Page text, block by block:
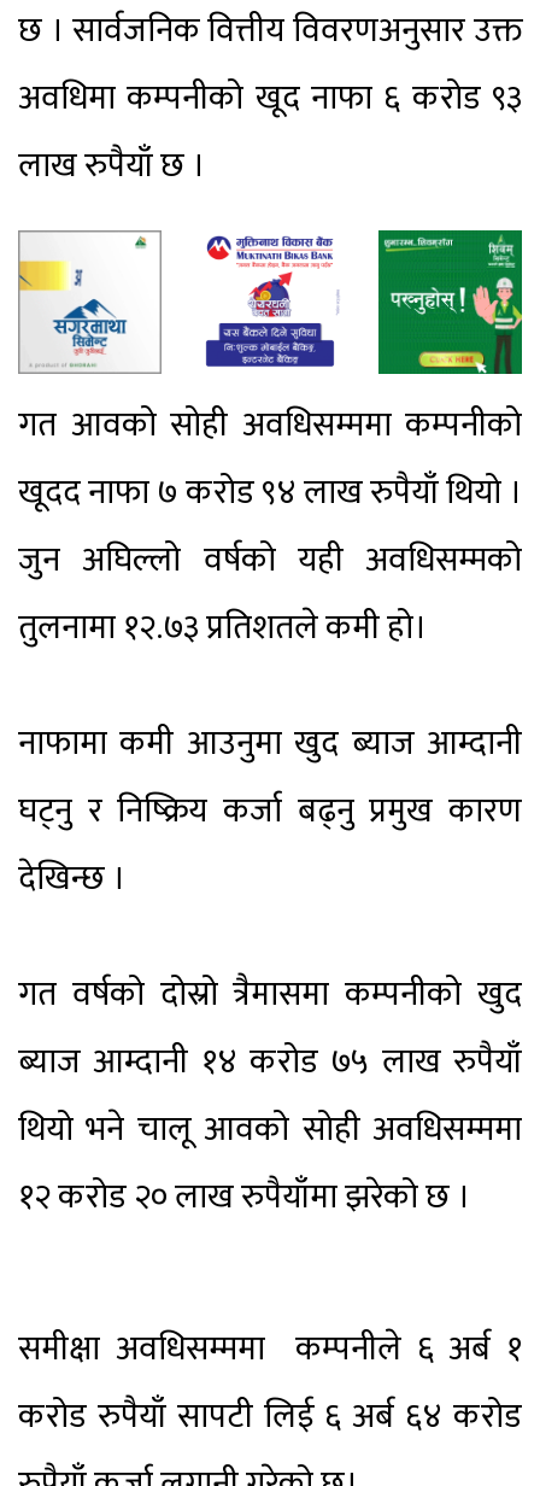
छ । सार्वजनिक वित्तीय विवरणअनुसार उक्त
अवधिमा कम्पनीको खूद नाफा ६ करोड ९३
लाख रुपैयाँ छ ।
गत आवको सोही अवधिसम्ममा कम्पनीको
खूदद नाफा ७ करोड ९४ लाख रुपैयाँ थियो ।
जुन अघिल्लो वर्षको यही अवधिसम्मको
तुलनामा १२.७३ प्रतिशतले कमी हो।
नाफामा कमी आउनुमा खुद ब्याज आम्दानी
घट्नु र निष्क्रिय कर्जा बढ्नु प्रमुख कारण
देखिन्छ ।
गत वर्षको दोस्रो त्रैमासमा कम्पनीको खुद
ब्याज आम्दानी १४ करोड ७५ लाख रुपैयाँ
थियो भने चालू आवको सोही अवधिसम्ममा
१२ करोड २० लाख रुपैयाँमा झरेको छ ।
समीक्षा अवधिसम्ममा कम्पनीले ६ अर्ब १
करोड रुपैयाँ सापटी लिई ६ अर्ब ६४ करोड